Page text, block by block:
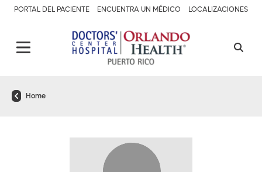
PORTAL DEL PACIENTE ENCUENTRA UN MÉDICO LOCALIZACIONES
Home